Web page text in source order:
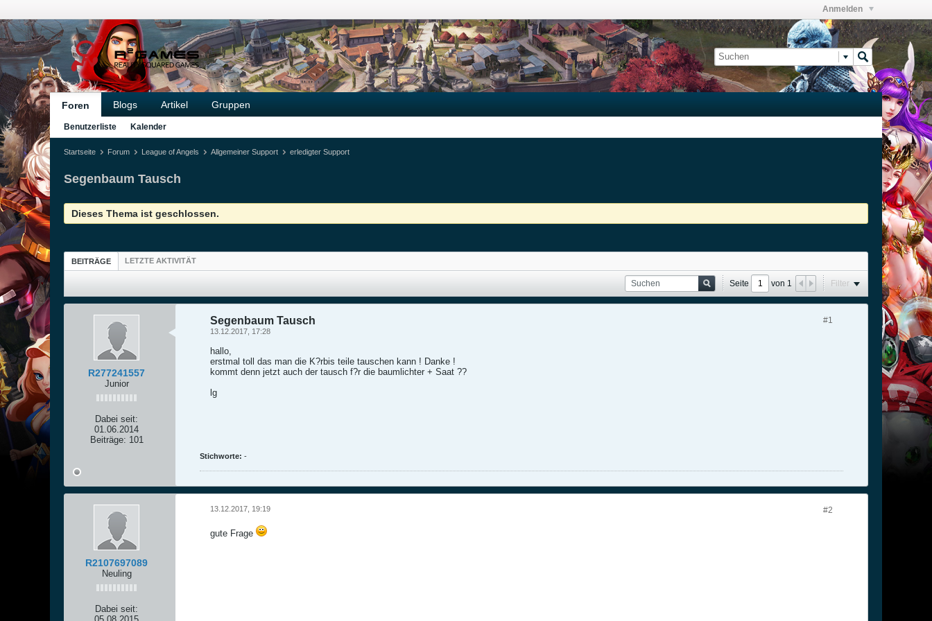
Anmelden
Foren Blogs Artikel Gruppen
Benutzerliste Kalender
Startseite Forum League of Angels Allgemeiner Support erledigter Support
Segenbaum Tausch
Dieses Thema ist geschlossen.
BEITRÄGE LETZTE AKTIVITÄT
Seite von 1 Filter
R277241557
Junior
Dabei seit:
01.06.2014
Beiträge: 101
#1
Segenbaum Tausch
13.12.2017, 17:28
hallo,
erstmal toll das man die K?rbis teile tauschen kann ! Danke !
kommt denn jetzt auch der tausch f?r die baumlichter + Saat ??
lg
Stichworte: -
R2107697089
Neuling
Dabei seit:
#2
13.12.2017, 19:19
gute Frage